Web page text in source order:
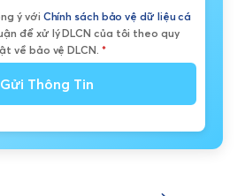
ý với Chính sách bảo vệ dữ liệu cá
để xử lý DLCN của tôi theo quy
về bảo vệ DLCN. *
Gửi Thông Tin